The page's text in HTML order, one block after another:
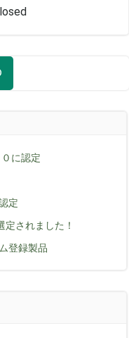
に認定
定
定されました！
登録製品